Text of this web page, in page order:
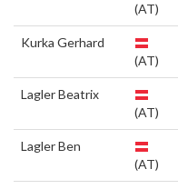
(AT)
Kurka Gerhard
(AT)
Lagler Beatrix
(AT)
Lagler Ben
(AT)